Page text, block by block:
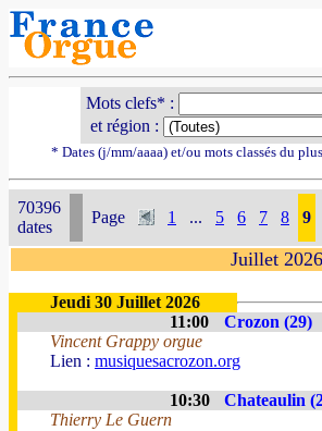
Mots clefs* :
et région :
* Dates (j/mm/aaaa) et/ou mots classés du
70396
dates
Page 1 ... 5 6 7 8 9
Juillet 2026
Jeudi 30 Juillet 2026
11:00
Crozon (29)
Vincent Grappy orgue
Lien : musiquesacrozon.org
10:30
Chateaulin
Thierry Le Guern